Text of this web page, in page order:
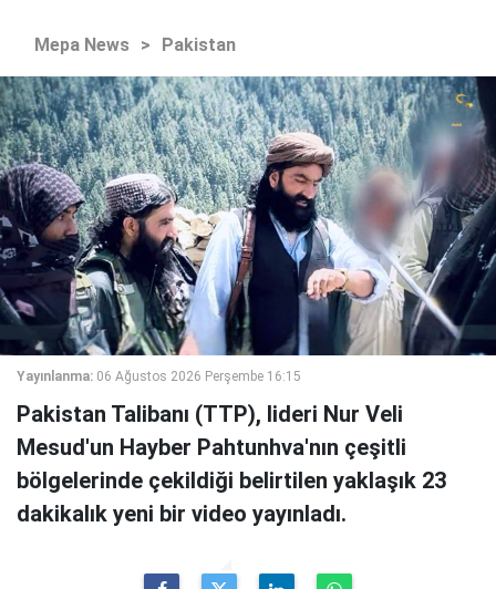
Mepa News > Pakistan
Yayınlanma: 06 Ağustos 2026 Perşembe 16:15
Pakistan Talibanı (TTP), lideri Nur Veli
Mesud'un Hayber Pahtunhva'nın çeşitli
bölgelerinde çekildiği belirtilen yaklaşık 23
dakikalık yeni bir video yayınladı.